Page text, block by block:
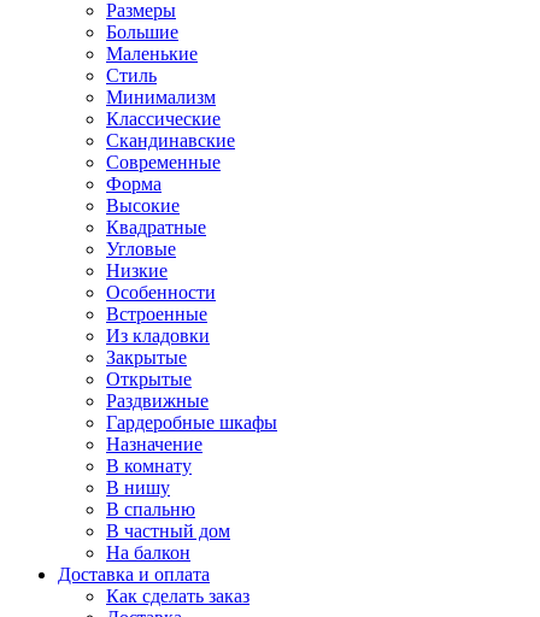
Размеры
Большие
Маленькие
Стиль
Минимализм
Классические
Скандинавские
Современные
Форма
Высокие
Квадратные
Угловые
Низкие
Особенности
Встроенные
Из кладовки
Закрытые
Открытые
Раздвижные
Гардеробные шкафы
Назначение
В комнату
В нишу
В спальню
В частный дом
На балкон
Доставка и оплата
Как сделать заказ